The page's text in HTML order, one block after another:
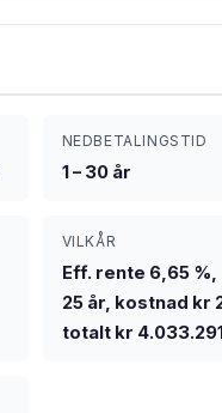
NEDBETALINGSTID
1 – 30 år
VILKÅR
Eff. rente 6,65 %,
25 år, kostnad kr
totalt kr